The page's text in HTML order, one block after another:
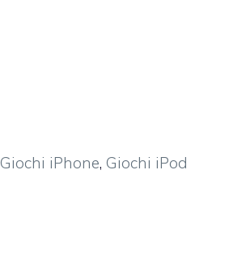
Giochi iPhone, Giochi iPod